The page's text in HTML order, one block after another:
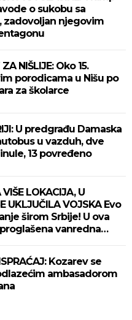
o sukobu sa
zadovoljan njegovim
NIŠLIJE: Oko 15.
porodicama u Nišu po
za školarce
U predgrađu Damaska
u vazduh, dve
13 povređeno
LOKACIJA, U
UKLJUČILA VOJSKA Evo
širom Srbije! U ova
vanredna
Kozarev se
ambasadorom